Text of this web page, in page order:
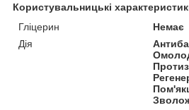
Користувальницькі
Гліцерин
Немає
Дія